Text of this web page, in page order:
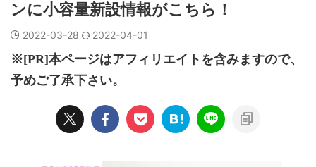
ンに小容量新設情報がこちら！
2022-03-28 2022-04-01
※[PR]本ページはアフィリエイトを含みますので、
予めご了承下さい。